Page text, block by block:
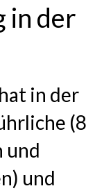
in der
in der
(8
und
und